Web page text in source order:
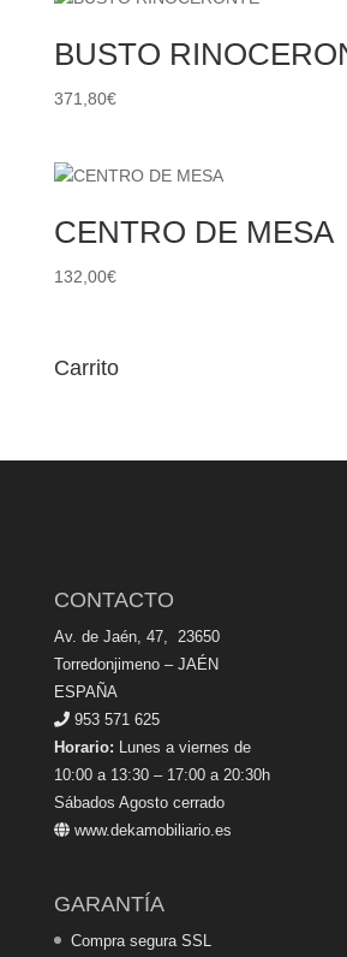
BUSTO
371,80€
CENTRO DE MESA
132,00€
Carrito
CONTACTO
Av. de Jaén, 47, 23650
Torredonjimeno – JAÉN
ESPAÑA
953 571 625
Horario: Lunes a viernes de
10:00 a 13:30 – 17:00 a 20:30h
Sábados Agosto cerrado
www.dekamobiliario.es
GARANTÍA
Compra segura SSL